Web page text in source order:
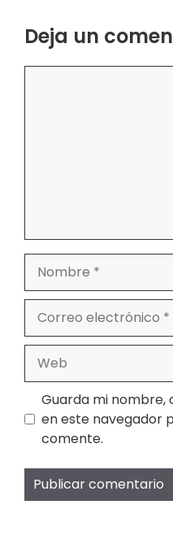
Deja un
Nombre
electrónico
Guarda mi
en este navegador
comente.